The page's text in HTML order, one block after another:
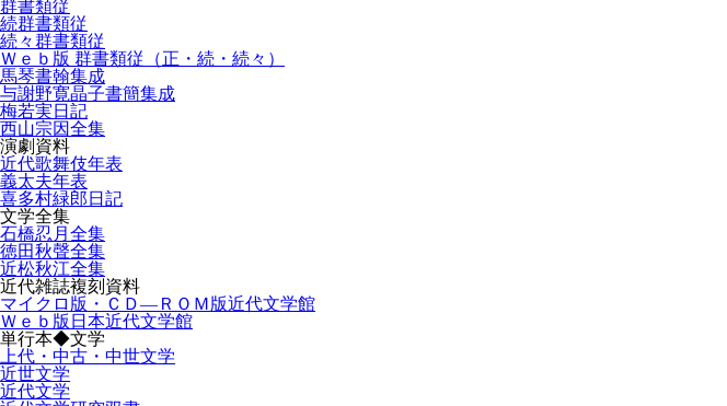
群書類従
続群書類従
続々群書類従
Ｗｅｂ版 群書類従（正・続・続々）
馬琴書翰集成
与謝野寛晶子書簡集成
梅若実日記
西山宗因全集
演劇資料
近代歌舞伎年表
義太夫年表
喜多村緑郎日記
文学全集
石橋忍月全集
徳田秋聲全集
近松秋江全集
近代雑誌複刻資料
マイクロ版・ＣＤ―ＲＯＭ版近代文学館
Ｗｅｂ版日本近代文学館
単行本◆文学
上代・中古・中世文学
近世文学
近代文学